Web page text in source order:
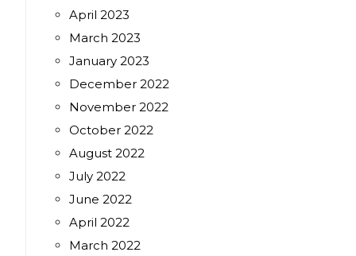
April 2023
March 2023
January 2023
December 2022
November 2022
October 2022
August 2022
July 2022
June 2022
April 2022
March 2022